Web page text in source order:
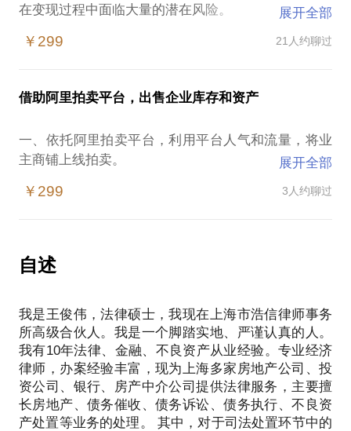
第十一条 逾期迁户口的违约责任
第十二条 补充条款的效力
第十三条 合同生效
第十五条 合同文本
熟悉房产但不熟悉法律、拍卖，不敢轻易涉足；
法拍房风险颇多：隐性债务、非法占用、户口等问
我工作10年以上，拥有7年律师实务经验。 我愿意与
解答法院拍房的相关问题；
控制风险。
竟一小时的谈话只能解决一个小问题。请把你的问题
提前发给我，方便我做更精确的准备，提升效率。
【在行郑重提示】：此话题内容仅为该行家在法律领
域的个人经验、意见或观点，仅供学员参考使用，亦
不具有任何法律效力。如您需要聘请律师，在行建议
您通过正式途径签订相关的律师代理合同、顾问合同
或其他形式的聘用合同。本话题内容及行家观点不代
表平台观点，平台对话题内容不予担保，烦请知悉
在变现过程中面临大量的潜在风险。
要出售的权利人容易遭遇：
瑕疵房产存在的问题及相关解决方案；
交易过程中风险的控制。
我拥有7年律师经验，从事过银行不良资产的处置，包
括催收、诉讼、执行等流程，拥有扎实的实务经验。
同时创立从事特价房处置的平台和律师事务所。
如何减少交易过程中的风险。
PS.在选择与我见面前，请把你的问题更具体化。毕
竟一小时的谈话只能解决一个小问题。请把你的问题
提前发给我，方便我做更精确的准备，提升见面效
率。期待与你的见面。
【在行郑重提示】此话题内容仅为该行家在法律领域
的个人经验、意见或观点，仅供学员参考使用，亦不
具有任何法律效力。如您需要聘请律师，在行建议您
展开全部
￥299 21人约聊过
借助阿里拍卖平台，出售企业库存和资产
一、依托阿里拍卖平台，利用平台人气和流量，将业
主商铺上线拍卖。
三、资产拍卖期限：
四、操作方式：
1.业主根据自己的情况，设置出售的价格，流拍后可
2.处置不掉，所产生的公告、招商等费用业主无需承
展开全部
￥299 3人约聊过
自述
我是王俊伟，法律硕士，我现在上海市浩信律师事务
所高级合伙人。我是一个脚踏实地、严谨认真的人。
我有10年法律、金融、不良资产从业经验。专业经济
律师，办案经验丰富，现为上海多家房地产公司、投
资公司、银行、房产中介公司提供法律服务，主要擅
长房地产、债务催收、债务诉讼、债务执行、不良资
产处置等业务的处理。 其中，对于司法处置环节中的